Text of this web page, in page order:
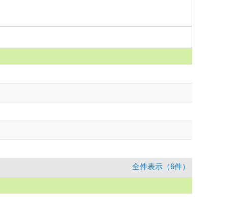
全件表示（6件）